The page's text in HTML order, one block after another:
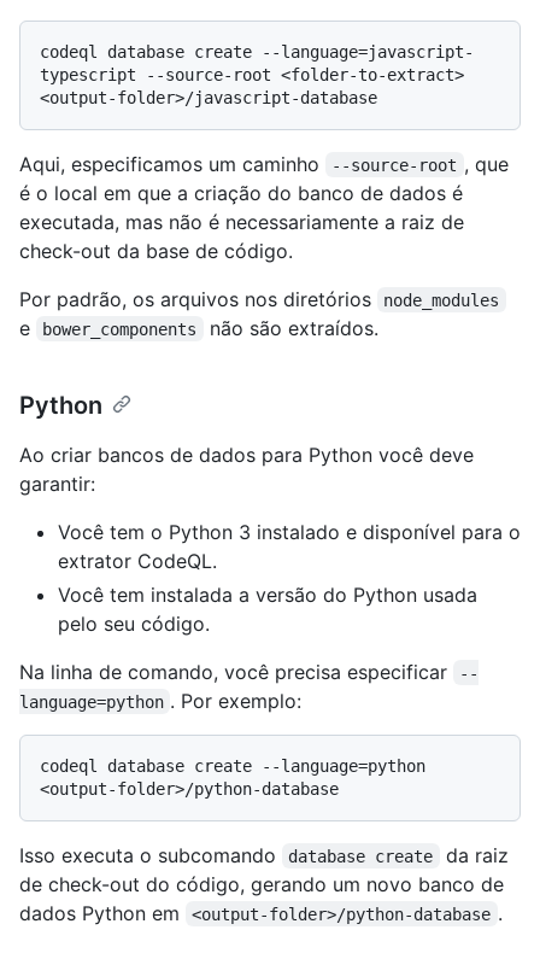
codeql database create --language=javascript-
typescript --source-root <folder-to-extract>
Aqui, especificamos um caminho --source-root , que
é o local em que a criação do banco de dados é
executada, mas não é necessariamente a raiz de
check-out da base de código.
Por padrão, os arquivos nos diretórios
node_modules
e bower_components não são extraídos.
Python
Ao criar bancos de dados para Python você deve
garantir:
Você tem o Python 3 instalado e disponível para o
extrator CodeQL.
Você tem instalada a versão do Python usada
pelo seu código.
Na linha de comando, você precisa especificar
--
language=python . Por exemplo:
codeql database create --language=python
Isso executa o subcomando database create
da raiz
de check-out do código, gerando um novo banco de
dados Python em
<output-folder>/python-database .